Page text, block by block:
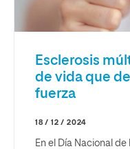
Esclerosis
de vida que
fuerza
18 / 12 / 2024
En el Día Nacional